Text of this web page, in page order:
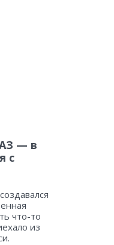
— в
с
что-то
из